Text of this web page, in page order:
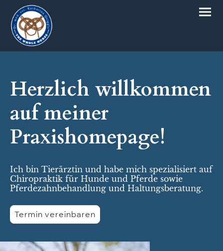
Herzlich willkommen
auf meiner
Praxishomepage!
Ich bin Tierärztin und habe mich spezialisiert auf
Chiropraktik für Hunde und Pferde sowie
Pferdezahnbehandlung und Haltungsberatung.
Termin vereinbaren